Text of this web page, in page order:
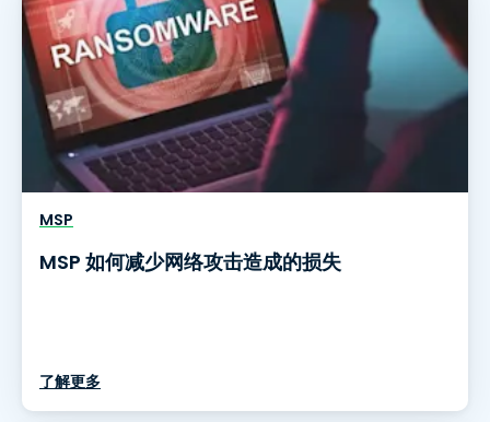
MSP
MSP 如何减少网络攻击造成的损失
了解更多